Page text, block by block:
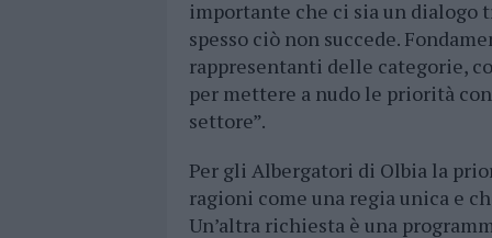
importante che ci sia un dialogo
spesso ciò non succede.
rappresentanti delle categorie,
per mettere a nudo le priorità
settore”.
Per gli Albergatori di Olbia la
ragioni come una regia unica e
Un’altra richiesta è una